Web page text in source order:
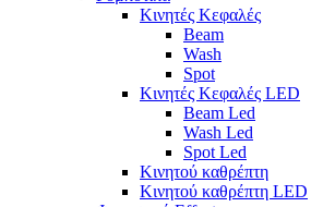
Κινητές Κεφαλές
Beam
Wash
Spot
Κινητές Κεφαλές LED
Beam Led
Wash Led
Spot Led
Κινητού καθρέπτη
Κινητού καθρέπτη LED